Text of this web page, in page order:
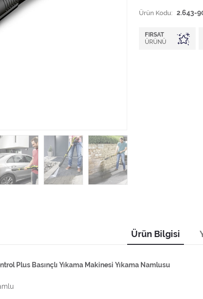
Ürün Kodu: 2.643-
FIRSAT
ÜRÜNÜ
Ürün Bilgisi
Plus Basınçlı Yıkama Makinesi Yıkama Namlusu